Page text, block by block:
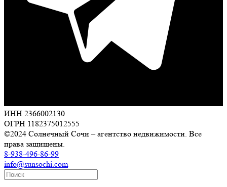
ИНН 2366002130
ОГРН 1182375012555
©2024 Солнечный Сочи – агентство недвижимости. Все
права защищены.
8-938-496-86-99
info@sunsochi.com